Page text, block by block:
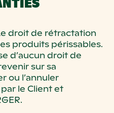
droit de rétractation
produits périssables.
d’aucun droit de
sur sa
ou l’annuler
le Client et